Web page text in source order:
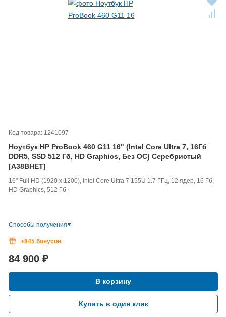
Код товара: 1241097
Ноутбук HP ProBook 460 G11 16" (Intel Core Ultra 7, 16Гб
DDR5, SSD 512 Гб, HD Graphics, Без ОС) Серебристый
[A38BHET]
16" Full HD (1920 x 1200), Intel Core Ultra 7 155U 1.7 ГГц, 12 ядер, 16 Гб,
HD Graphics, 512 Гб
Способы получения
+845 бонусов
84 900 ₽
В корзину
Купить в один клик